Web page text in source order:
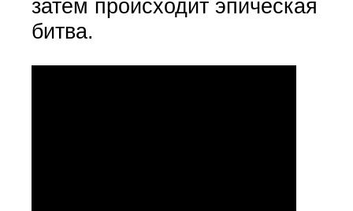
затем происходит эпическая
битва.